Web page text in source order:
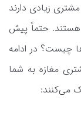
زیادی دارند
حتماً پیش
چیست؟ در ادامه
مغازه به شما
می‌کنند: